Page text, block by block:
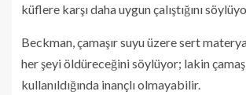
küflere karşı daha uygun çalıştığını
Beckman, çamaşır suyu üzere sert
her şeyi öldüreceğini söylüyor; lakin
kullanıldığında inançlı olmayabilir.